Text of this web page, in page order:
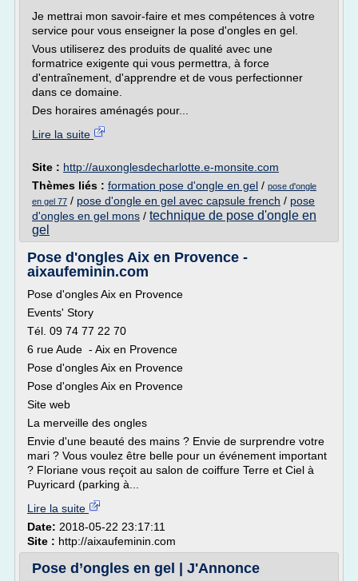
Je mettrai mon savoir-faire et mes compétences à votre
service pour vous enseigner la pose d'ongles en gel.
Vous utiliserez des produits de qualité avec une
formatrice exigente qui vous permettra, à force
d'entraînement, d'apprendre et de vous perfectionner
dans ce domaine.
Des horaires aménagés pour...
Lire la suite
Site : http://auxonglesdecharlotte.e-monsite.com
Thèmes liés : formation pose d'ongle en gel / pose d'ongle
en gel 77 / pose d'ongle en gel avec capsule french / pose
d'ongles en gel mons / technique de pose d'ongle en
gel
Pose d'ongles Aix en Provence -
aixaufeminin.com
Pose d'ongles Aix en Provence
Events' Story
Tél. 09 74 77 22 70
6 rue Aude - Aix en Provence
Pose d'ongles Aix en Provence
Pose d'ongles Aix en Provence
Site web
La merveille des ongles
Envie d'une beauté des mains ? Envie de surprendre votre
mari ? Vous voulez être belle pour un événement important
? Floriane vous reçoit au salon de coiffure Terre et Ciel à
Puyricard (parking à...
Lire la suite
Date: 2018-05-22 23:17:11
Site : http://aixaufeminin.com
Pose d’ongles en gel | J'Annonce